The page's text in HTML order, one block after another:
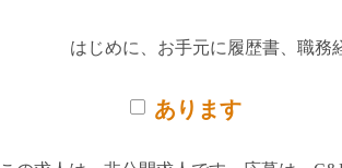
はじめに、お手元に履歴書、職務
あります